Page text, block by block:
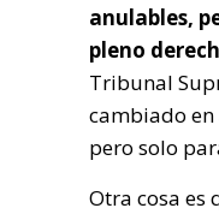
anulables,
pleno
Tribunal
cambiado en
pero solo
Otra cosa es